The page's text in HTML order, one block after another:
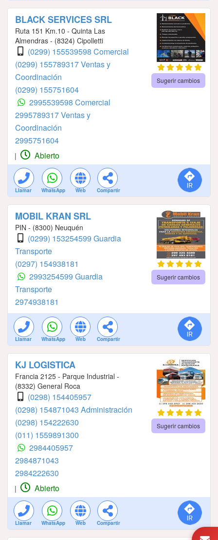
BLACK SERVICES SRL
Ruta 151 Km.10 - Quinta Las
Almendras - (8324) Cipolletti
(0299) 155539598 Comercial
(0299) 155789317 Ventas y
Coordinación
(0299) 155751604
2995539598 Comercial
2995789317 Ventas y
Coordinación
2995751604
Sugerir cambios
| Abierto
Llamar WhatsApp Web Compartir
MOBIL KRAN SRL
PIN - (8300) Neuquén
(0299) 153254599 Guardia
Transporte
(0297) 154938181
2993254599 Guardia
Transporte
2974938181
Sugerir cambios
Llamar WhatsApp Web Compartir
KJ LOGISTICA
Francia 2125 - Parque Industrial -
(8332) General Roca
(0298) 154405957
(0298) 154871043 Administración
(0298) 154222630
(011) 1559891300
2984405957
2984871043
2984222630
Sugerir cambios
| Abierto
Llamar WhatsApp Web Compartir